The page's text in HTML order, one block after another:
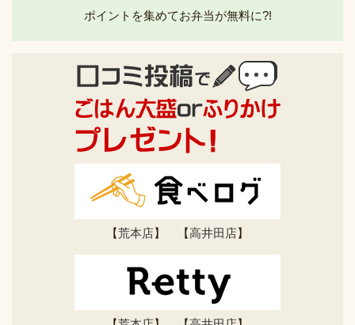
ポイントを集めてお弁当が無料に?!
【荒本店】 【高井田店】